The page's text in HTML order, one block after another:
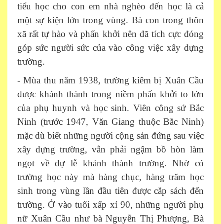
tiểu học cho con em nhà nghèo đến học là cả
một sự kiện lớn trong vùng. Bà con trong thôn
xã rất tự hào và phấn khởi nên đã tích cực đóng
góp sức người sức của vào công việc xây dựng
trường.
- Mùa thu năm 1938, trường kiêm bị Xuân Cầu
được khánh thành trong niềm phấn khởi to lớn
của phụ huynh và học sinh. Viên công sứ Bắc
Ninh (trước 1947, Văn Giang thuộc Bắc Ninh)
mặc dù biết những người cộng sản đứng sau việc
xây dựng trường, vẫn phải ngậm bồ hòn làm
ngọt về dự lễ khánh thành trường. Nhờ có
trường học này mà hàng chục, hàng trăm học
sinh trong vùng lần đầu tiên được cắp sách đến
trường. Ở vào tuổi xấp xỉ 90, những người phụ
nữ Xuân Cầu như bà Nguyễn Thị Phượng, Bà